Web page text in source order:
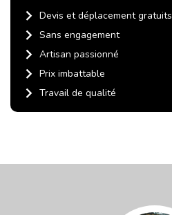
Devis et déplacement gratuits
Sans engagement
Artisan passionné
Prix imbattable
Travail de qualité